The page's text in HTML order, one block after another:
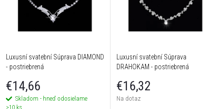
Luxusní svatební Súprava DIAMOND
- postriebrená
€14,66
Skladom - hneď odosielame
>10 ks
Luxusní svatební Súprava
DRAHOKAM - postriebrená
€16,32
Na dotaz